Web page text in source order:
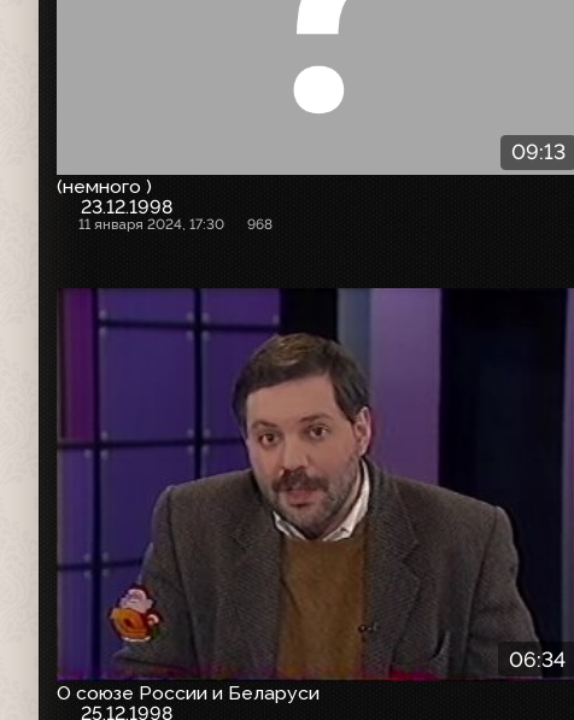
09:13
(немного )
23.12.1998
11 января 2024, 17:30 968
06:34
О союзе России и Беларуси
25.12.1998